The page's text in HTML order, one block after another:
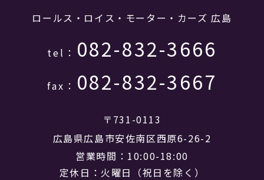
ロールス・ロイス・モーター・カーズ 広島
tel： 082-832-3666
fax： 082-832-3667
〒731-0113
広島県広島市安佐南区西原6-26-2
営業時間：10:00-18:00
定休日：火曜日（祝日を除く）